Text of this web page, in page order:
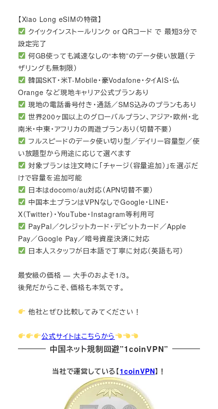
【Xiao Long eSIMの特徴】
クイックインストールリンク or QRコード で 最短3分で
設定完了
何GB使っても減速なしの“本物”のデータ使い放題（テ
ザリングも無制限）
韓国SKT・米T-Mobile・豪Vodafone・タイAIS・仏
Orange など現地キャリア公式プランあり
現地の電話番号付き・通話／SMS込みのプランもあり
世界200ヶ国以上のグローバルプラン、アジア・欧州・北
南米・中東・アフリカの周遊プランあり（切替不要）
フルスピードのデータ使い切り型／デイリー容量型／使
い放題型から用途に応じて選べます
対象プランは注文時に「チャージ（容量追加）」を選ぶだ
けで容量を追加可能
日本はdocomo/au対応（APN切替不要）
中国本土プランはVPNなしでGoogle・LINE・
X（Twitter）・YouTube・Instagram等利用可
PayPal／クレジットカード・デビットカード／Apple
Pay／Google Pay／暗号資産決済に対応
日本人スタッフが日本語で丁寧に対応（英語も可）
最安級の価格 — 大手のおよそ1/3。
後発だからこそ、価格も本気です。
他社とぜひ比較してみてください！
公式サイトはこちらから
中国ネット規制回避”1coinVPN”
当社で運営している【1coinVPN】！